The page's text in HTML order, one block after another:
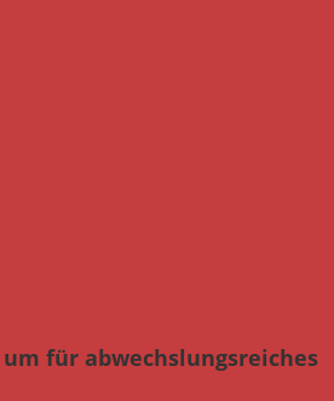
für abwechslungsreiches